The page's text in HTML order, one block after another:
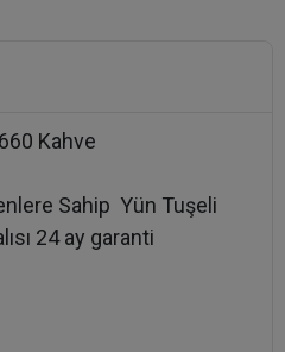
Kahve
Sahip Yün Tuşeli
24 ay garanti